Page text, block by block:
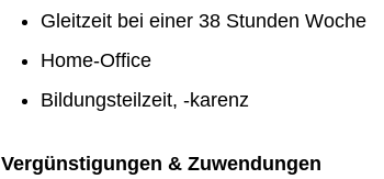
Gleitzeit bei einer 38 Stunden Woche
Home-Office
Bildungsteilzeit, -karenz
Vergünstigungen & Zuwendungen